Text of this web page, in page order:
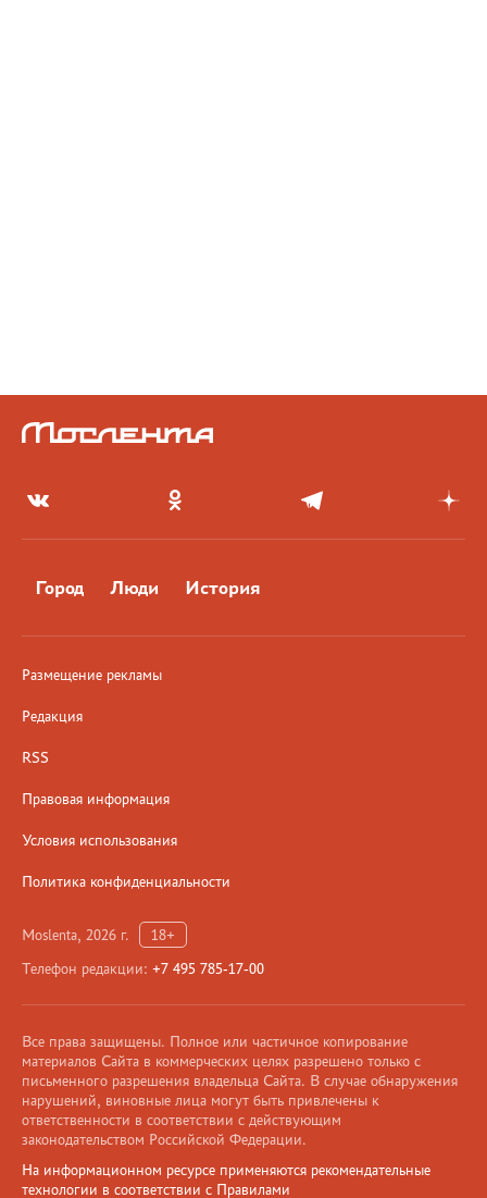
Город Люди История
Размещение рекламы
Редакция
RSS
Правовая информация
Условия использования
Политика конфиденциальности
Moslenta, 2026 г.
18+
Телефон редакции: +7 495 785-17-00
Все права защищены. Полное или частичное копирование
материалов Сайта в коммерческих целях разрешено только с
письменного разрешения владельца Сайта. В случае обнаружения
нарушений, виновные лица могут быть привлечены к
ответственности в соответствии с действующим
законодательством Российской Федерации.
На информационном ресурсе применяются рекомендательные
технологии в соответствии с Правилами